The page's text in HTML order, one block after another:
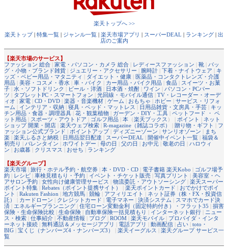
楽天トップへ >>
楽天トップ| 特集一覧 | ジャンル一覧 | 楽天市場アプリ | スーパーDEAL | ランキング | 出
店のご案内
【楽天市場のサービス】
ファッション 総合 | 家電・パソコン・カメラ 総合 | レディースファッション | 靴 | バッ
グ・小物・ブランド雑貨 | ジュエリー・アクセサリー | 腕時計 | 下着・ナイトウェア | キ
ッズ・ベビー用品・マタニティ | ダイエット・健康 | 医薬品・コンタクトレンズ・介護
用品 | 美容・コスメ・香水 | 車・バイク | カー用品・バイク用品 | 食品 | スイーツ・お菓
子 | 水・ソフトドリンク | ビール・洋酒 | 日本酒・焼酎 | ワイン | パソコン・PCパー
ツ | タブレットPC・スマートフォン | 光回線・モバイル通信 | TV・レコーダー・オーデ
ィオ | 家電 | CD・DVD | 楽器・音楽機材 | ゲーム | おもちゃ | ホビー | サービス・リフォ
ーム | インテリア・収納 | 寝具・ベッド・マットレス | 日用品雑貨・文房具・手芸 | キッ
チン用品・食器・調理器具 | 花・観葉植物 | ガーデン・DIY・工具 | ペットフード ・ ペ
ット用品 | スポーツ・アウトドア | ゴルフ用品 | 本 （楽天ブックス ） | ポイント | ネット
ショップ 開業・開店 | 楽天ウェブ検索 | R-magazine（雑誌コラボ） | 贈り物・ギフト | フ
ァッション公式ブランド | ポイントアップ| ディズニーゾーン | サンリオゾーン | まち
楽 | 楽天ふるさと納税 | 日用品翌日配達 | スーパーDEAL | 開催中イベント一覧 | 福袋＆
初売り | バレンタイン | ホワイトデー | 母の日 | 父の日 | お中元 | 敬老の日 | ハロウィ
ン | お歳暮 | クリスマス | おせち | ランキング
【楽天グループ】
楽天市場 | 旅行・ホテル予約・航空券 | 本・DVD・CD | 電子書籍 楽天Kobo | ゴルフ場予
約 | レシピ | 車検見積もり・予約 | イベント・チケット販売 | 写真プリント | 美容室・ヘ
アサロン予約 | 女性向け健康管理サービス | 物流委託・アウトソーシング | 楽天スーパー
ポイント特集 | Rebates（ポイント提携サイト） | 楽天ポイントカード | おでかけでポイ
ント | Rakuten Fashion | 地方競馬 | 競輪 | アフィリエイト | ネット証券（株・FX・投資信
託）
| カードローン | クレジットカード | 電子マネー | 決済システム | スマホでカード決
済 | エネルギープランニング | 住宅ローン変動金利（固定特約付き）・フラット35 | 損害
保険・生命保険比較 | 生命保険 | 自動車保険一括見積もり | インターネット銀行 | ニュー
ス・検索 | 仕事紹介 | 不動産情報 | ブログ | ROOM | 楽天モバイル | プロバイダ・インタ
ーネット接続 | 無料通話＆メッセージアプリ | 電話アプリ | 動画配信 | 占い | toto・
BIG | 宝くじ（ナンバーズ4・ナンバーズ3） | 楽天イーグルス | 楽天グループ サービス一
覧